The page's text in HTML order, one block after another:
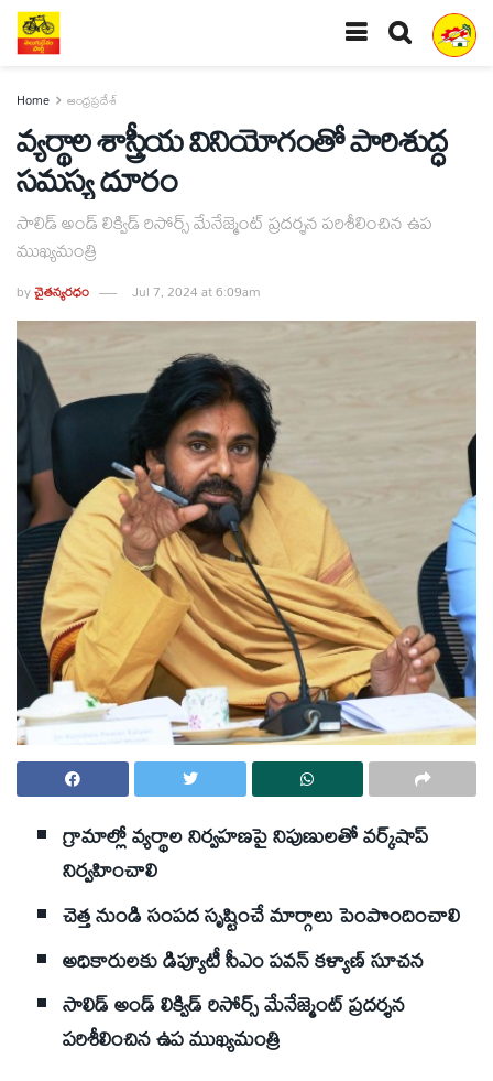
Home ఆంధ్రప్రదేశ్
వ్యర్థాల శాస్త్రీయ వినియోగంతో పారిశుద్ధ
సమస్య దూరం
సాలిడ్‌ అండ్‌ లిక్విడ్‌ రిసోర్స్‌ మేనేజ్మెంట్‌ ప్రదర్శన పరిశీలించిన ఉప
ముఖ్యమంత్రి
byచైతన్యరధం Jul 7, 2024 at 6:09am
గ్రామాల్లో వ్యర్థాల నిర్వహణపై నిపుణులతో వర్క్‌షాప్‌
నిర్వహించాలి
చెత్త నుండి సంపద సృష్టించే మార్గాలు పెంపొందించాలి
అధికారులకు డిప్యూటీ సీఎం పవన్‌ కళ్యాణ్‌ సూచన
సాలిడ్‌ అండ్‌ లిక్విడ్‌ రిసోర్స్‌ మేనేజ్మెంట్‌ ప్రదర్శన
పరిశీలించిన ఉప ముఖ్యమంత్రి